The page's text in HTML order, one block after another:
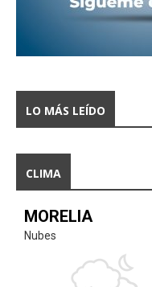
LO MÁS LEÍDO
CLIMA
MORELIA
Nubes